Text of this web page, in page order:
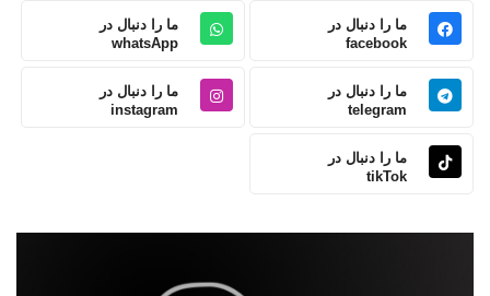
ما را دنبال در
facebook
ما را دنبال در
whatsApp
ما را دنبال در
telegram
ما را دنبال در
instagram
ما را دنبال در
tikTok